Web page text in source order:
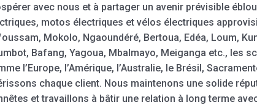
avec nous et à partager un avenir prévisible
motos électriques et vélos électriques
Mokolo, Ngaoundéré, Bertoua, Edéa, Loum,
Bafang, Yagoua, Mbalmayo, Meiganga etc., les
l’Europe, l’Amérique, l’Australie, le Brésil,
chaque client. Nous maintenons une solide
et travaillons à bâtir une relation à long terme